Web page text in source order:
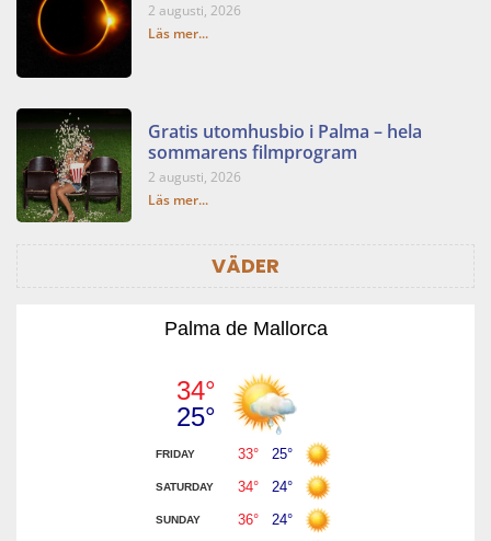
2 augusti, 2026
Läs mer...
Gratis utomhusbio i Palma – hela
sommarens filmprogram
2 augusti, 2026
Läs mer...
VÄDER
Palma de Mallorca